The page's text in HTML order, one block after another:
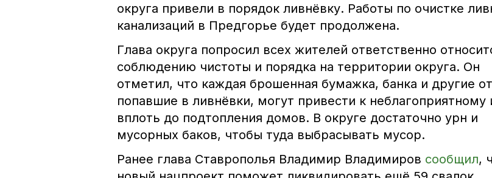
округа привели в порядок ливнёвку. Работы по очистке
канализаций в Предгорье будет продолжена.
Глава округа попросил всех жителей ответственно
соблюдению чистоты и порядка на территории округа. Он
отметил, что каждая брошенная бумажка, банка и другие
попавшие в ливнёвки, могут привести к неблагоприятному
вплоть до подтопления домов. В округе достаточно урн и
мусорных баков, чтобы туда выбрасывать мусор.
Ранее глава Ставрополья Владимир Владимиров сообщил,